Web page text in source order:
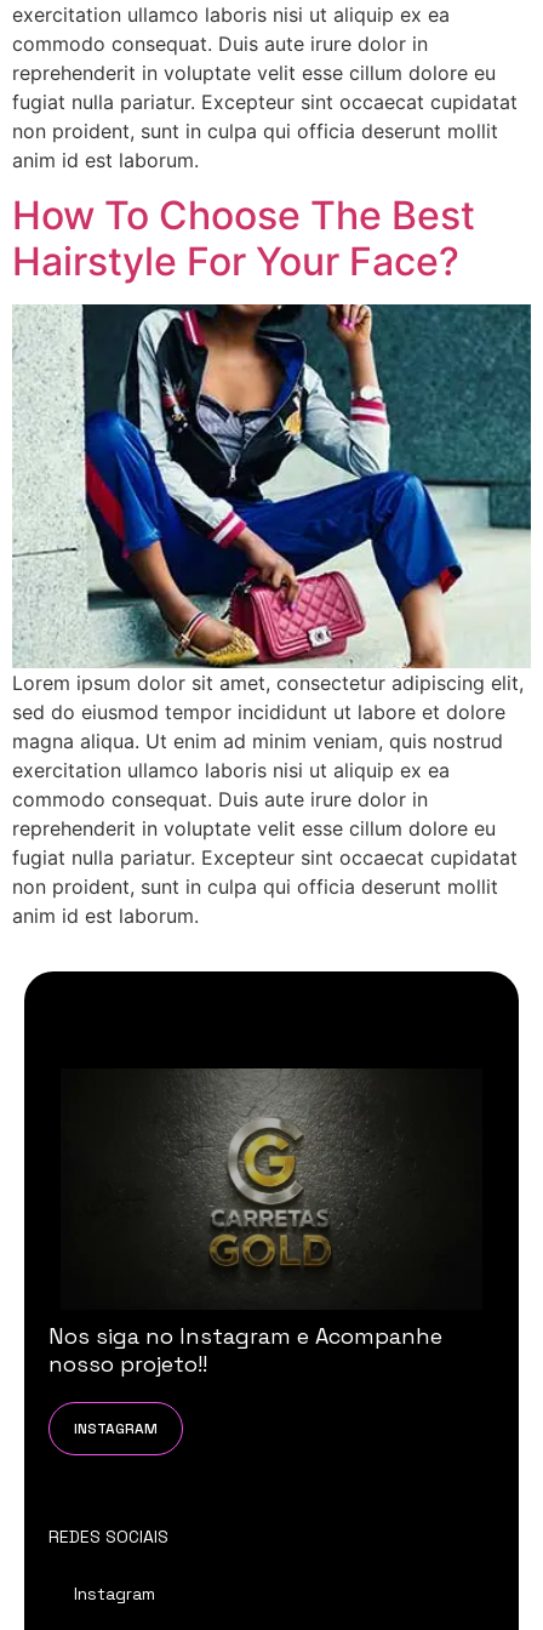
exercitation ullamco laboris nisi ut aliquip ex ea
commodo consequat. Duis aute irure dolor in
reprehenderit in voluptate velit esse cillum dolore eu
fugiat nulla pariatur. Excepteur sint occaecat cupidatat
non proident, sunt in culpa qui officia deserunt mollit
anim id est laborum.
How To Choose The Best
Hairstyle For Your Face?
Lorem ipsum dolor sit amet, consectetur adipiscing elit,
sed do eiusmod tempor incididunt ut labore et dolore
magna aliqua. Ut enim ad minim veniam, quis nostrud
exercitation ullamco laboris nisi ut aliquip ex ea
commodo consequat. Duis aute irure dolor in
reprehenderit in voluptate velit esse cillum dolore eu
fugiat nulla pariatur. Excepteur sint occaecat cupidatat
non proident, sunt in culpa qui officia deserunt mollit
anim id est laborum.
Nos siga no Instagram e Acompanhe
nosso projeto!!
INSTAGRAM
REDES SOCIAIS
Instagram